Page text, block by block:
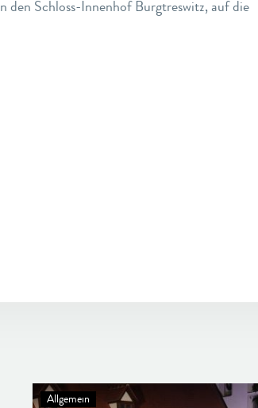
Schloss-Innenhof Burgtreswitz, auf die
Allgemein